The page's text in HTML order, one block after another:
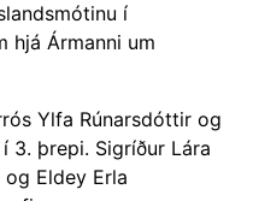
í
hjá Ármanni um
Ylfa Rúnarsdóttir og
3. þrepi. Sigríður Lára
Eldey Erla